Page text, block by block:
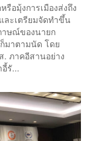
อมุ้งการเมืองส่งถึง
ละเตรียมจัดทำขึ้น
าษณ์ของนายก
มาตามนัด โดย
. ภาคอีสานอย่าง
รั...